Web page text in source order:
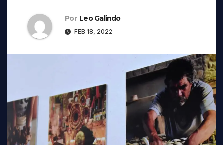
Por Leo Galindo
FEB 18, 2022